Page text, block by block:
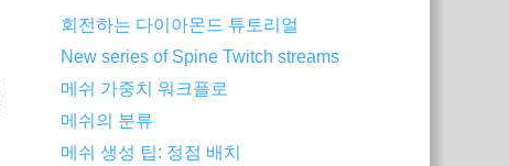
회전하는 다이아몬드 튜토리얼
New series of Spine Twitch streams
메쉬 가중치 워크플로
메쉬의 분류
메쉬 생성 팁: 정점 배치